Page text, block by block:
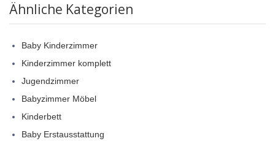
Ähnliche Kategorien
Baby Kinderzimmer
Kinderzimmer komplett
Jugendzimmer
Babyzimmer Möbel
Kinderbett
Baby Erstausstattung